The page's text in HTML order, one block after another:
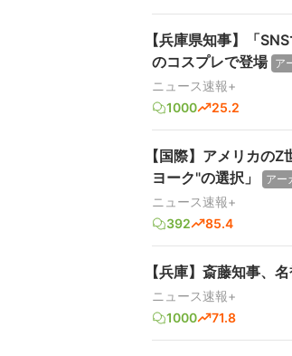
【兵庫県知事】「
のコスプレで登場 ア
ニュース速報+
1000
25.2
【国際】アメリカの
ヨーク"の選択」
アー
ニュース速報+
392
85.4
【兵庫】斎藤知事、
ニュース速報+
1000
71.8